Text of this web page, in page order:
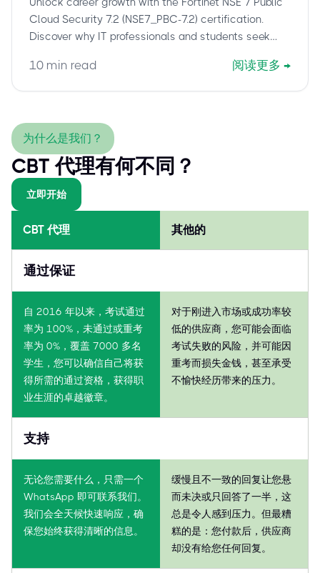
Cloud Security 7.2 (NSE7_PBC-7.2) certification.
Discover why IT professionals and students seek
secure this vital cloud security credential efficiently.
10 min read 阅读更多 →
为什么是我们？
CBT 代理有何不同？
立即开始
CBT 代理 其他的
通过保证
自 2016 年以来，考试通过
率为 100%，未通过或重考
率为 0%，覆盖 7000 多名
学生，您可以确信自己将获
得所需的通过资格，获得职
业生涯的卓越徽章。
对于刚进入市场或成功率较
低的供应商，您可能会面临
考试失败的风险，并可能因
重考而损失金钱，甚至承受
不愉快经历带来的压力。
支持
无论您需要什么，只需一个
WhatsApp 即可联系我们。
我们会全天候快速响应，确
保您始终获得清晰的信息。
缓慢且不一致的回复让您悬
而未决或只回答了一半，这
总是令人感到压力。但最糟
糕的是：您付款后，供应商
却没有给您任何回复。